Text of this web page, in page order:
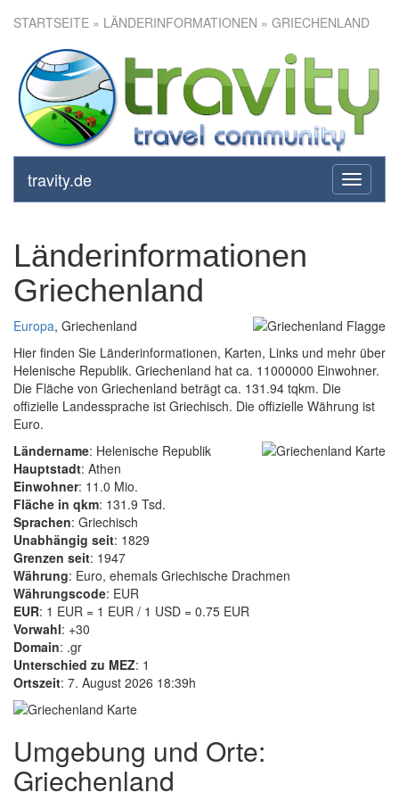
STARTSEITE » LÄNDERINFORMATIONEN » GRIECHENLAND
toggle
travity.de
Länderinformationen
Griechenland
Europa, Griechenland
Hier finden Sie Länderinformationen, Karten, Links und mehr über
Helenische Republik. Griechenland hat ca. 11000000 Einwohner.
Die Fläche von Griechenland beträgt ca. 131.94 tqkm. Die
offizielle Landessprache ist Griechisch. Die offizielle Währung ist
Euro.
Ländername: Helenische Republik
Hauptstadt: Athen
Einwohner: 11.0 Mio.
Fläche in qkm: 131.9 Tsd.
Sprachen: Griechisch
Unabhängig seit: 1829
Grenzen seit: 1947
Währung: Euro, ehemals Griechische Drachmen
Währungscode: EUR
EUR: 1 EUR = 1 EUR / 1 USD = 0.75 EUR
Vorwahl: +30
Domain: .gr
Unterschied zu MEZ: 1
Ortszeit: 7. August 2026 18:39h
Umgebung und Orte:
Griechenland